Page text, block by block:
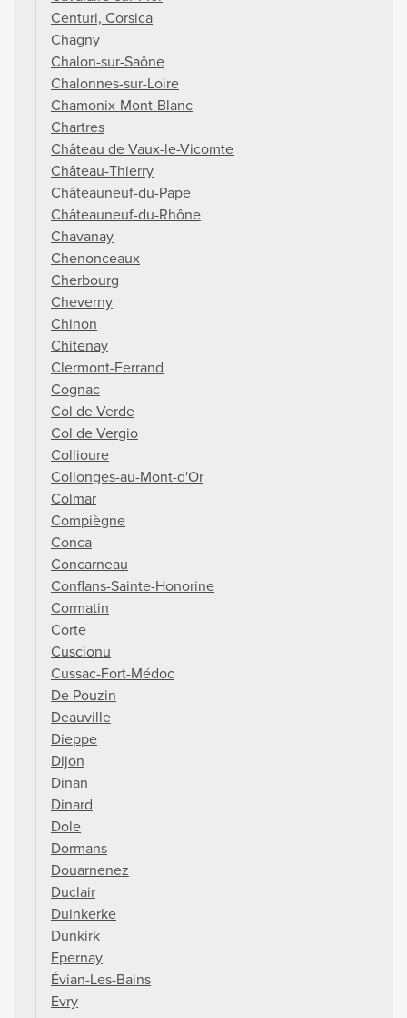
Centuri, Corsica
Chagny
Chalon-sur-Saône
Chalonnes-sur-Loire
Chamonix-Mont-Blanc
Chartres
Château de Vaux-le-Vicomte
Château-Thierry
Châteauneuf-du-Pape
Châteauneuf-du-Rhône
Chavanay
Chenonceaux
Cherbourg
Cheverny
Chinon
Chitenay
Clermont-Ferrand
Cognac
Col de Verde
Col de Vergio
Collioure
Collonges-au-Mont-d'Or
Colmar
Compiègne
Conca
Concarneau
Conflans-Sainte-Honorine
Cormatin
Corte
Cuscionu
Cussac-Fort-Médoc
De Pouzin
Deauville
Dieppe
Dijon
Dinan
Dinard
Dole
Dormans
Douarnenez
Duclair
Duinkerke
Dunkirk
Epernay
Évian-Les-Bains
Evry